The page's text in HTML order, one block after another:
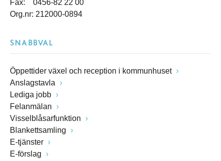
Fax: 0456-82 22 00
Org.nr: 212000-0894
SNABBVAL
Öppettider växel och reception i kommunhuset
Anslagstavla
Lediga jobb
Felanmälan
Visselblåsarfunktion
Blankettsamling
E-tjänster
E-förslag